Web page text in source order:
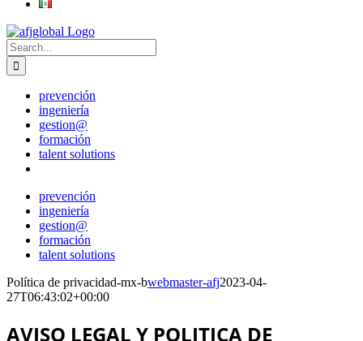
Search
for:
prevención
ingeniería
gestion@
formación
talent solutions
prevención
ingeniería
gestion@
formación
talent solutions
Política de privacidad-mx-bwebmaster-afj2023-04-
27T06:43:02+00:00
AVISO LEGAL Y POLITICA DE